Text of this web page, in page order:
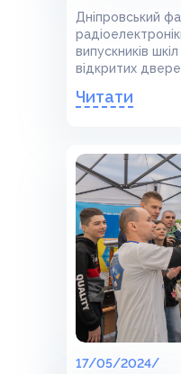
Дніпровський
випускників
відкритих
заходу:
колективом
лабораторії для
⠀ Відповімо на
допоможемо
у коледжі для
⠀ Чекаємо на
Читати
17/05/2024/